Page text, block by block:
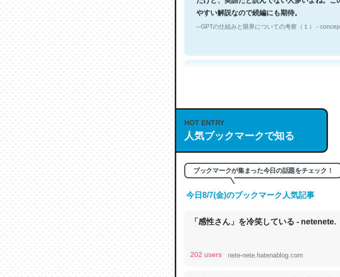
─GPTの仕組みと限界についての考察（１） -
これは良記事。32768トークンだと英語小説
の伏線」は回収されないけど、短期記憶と
やすく強くなりそう
HOT ENTRY
人気ブックマークで知る
ブックマークが集まった今日の話題をチェック！
今日8/7(金)のブックマーク人気記事
「感性さん」を冷笑している - netenete.
202 users nete-nete.hatenablog.com